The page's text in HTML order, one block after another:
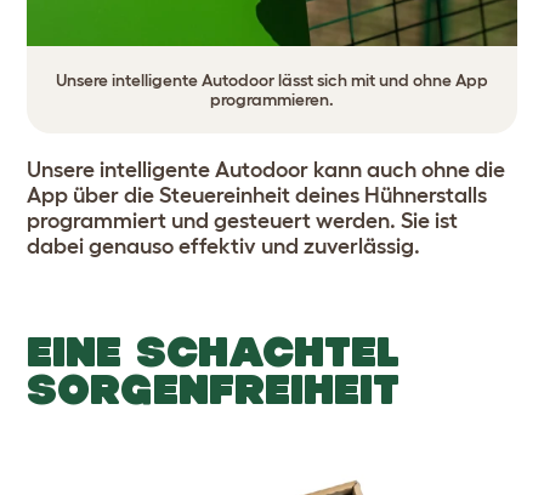
Unsere intelligente Autodoor lässt sich mit und ohne App
programmieren.
Unsere intelligente Autodoor kann auch ohne die
App über die Steuereinheit deines Hühnerstalls
programmiert und gesteuert werden. Sie ist
dabei genauso effektiv und zuverlässig.
EINE SCHACHTEL
SORGENFREIHEIT